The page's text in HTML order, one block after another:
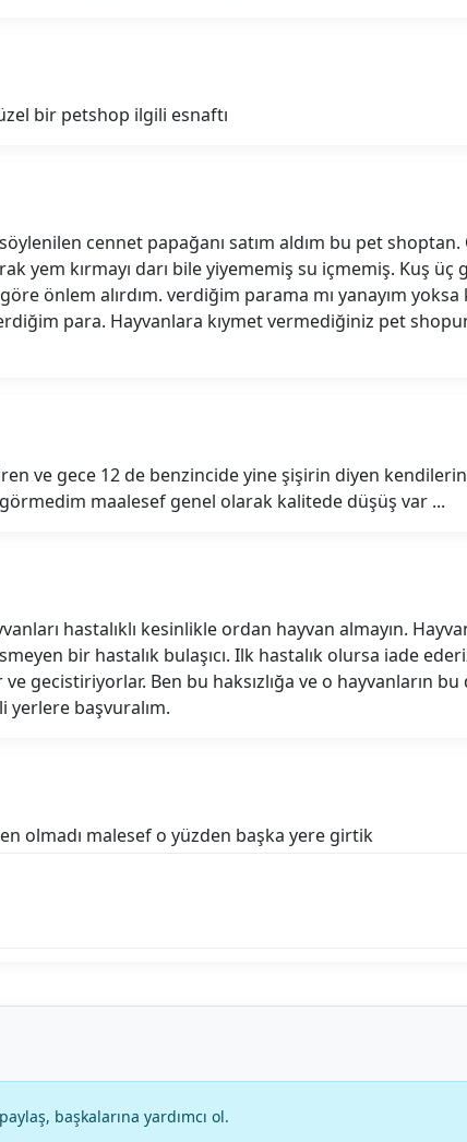
bir petshop ilgili esnaftı
cennet papağanı satım aldım bu pet
yem kırmayı darı bile yiyememiş su içmemiş. Kuş
önlem alırdım. verdiğim parama mı yanayım yoksa
para. Hayvanlara kıymet vermediğiniz pet
ve gece 12 de benzincide yine şişirin diyen
maalesef genel olarak kalitede düşüş var ...
hastalıklı kesinlikle ordan hayvan almayın.
bir hastalık bulaşıcı. Ilk hastalık olursa iade
gecistiriyorlar. Ben bu haksızlığa ve o hayvanların
yerlere başvuralım.
olmadı malesef o yüzden başka yere girtik
başkalarına yardımcı ol.